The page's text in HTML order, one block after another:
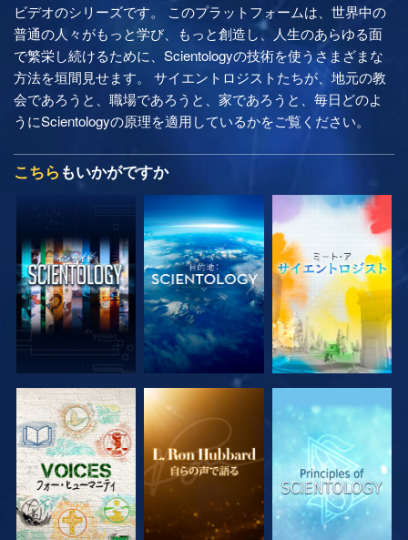
ビデオのシリーズです。 このプラットフォームは、世界中の
普通の人々がもっと学び、もっと創造し、人生のあらゆる面
で繁栄し続けるために、Scientologyの技術を使うさまざまな
方法を垣間見せます。 サイエントロジストたちが、地元の教
会であろうと、職場であろうと、家であろうと、毎日どのよ
うにScientologyの原理を適用しているかをご覧ください。
こちら もいかがですか
シリーズを探求 シリーズを探求 シリーズを探求